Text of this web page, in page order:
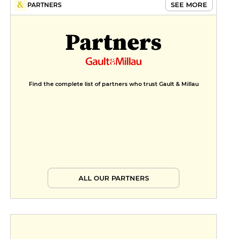
PARTNERS SEE MORE
Partners
Find the complete list of partners who trust Gault & Millau
ALL OUR PARTNERS